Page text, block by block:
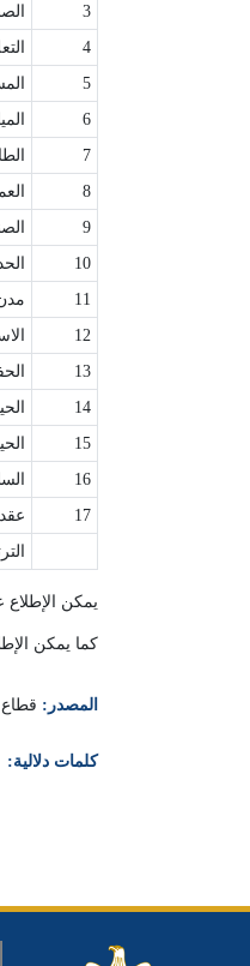
3
4
5
6
7
8
9
10
11
12
13
14
15
16
17
يمكن الإطلاع
كما يمكن
المصدر:
كلمات دلالية: